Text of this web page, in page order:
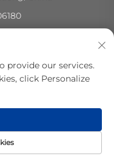
provide our services.
click Personalize